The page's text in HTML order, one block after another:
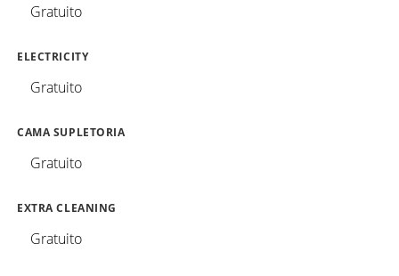
Gratuito
ELECTRICITY
Gratuito
CAMA SUPLETORIA
Gratuito
EXTRA CLEANING
Gratuito